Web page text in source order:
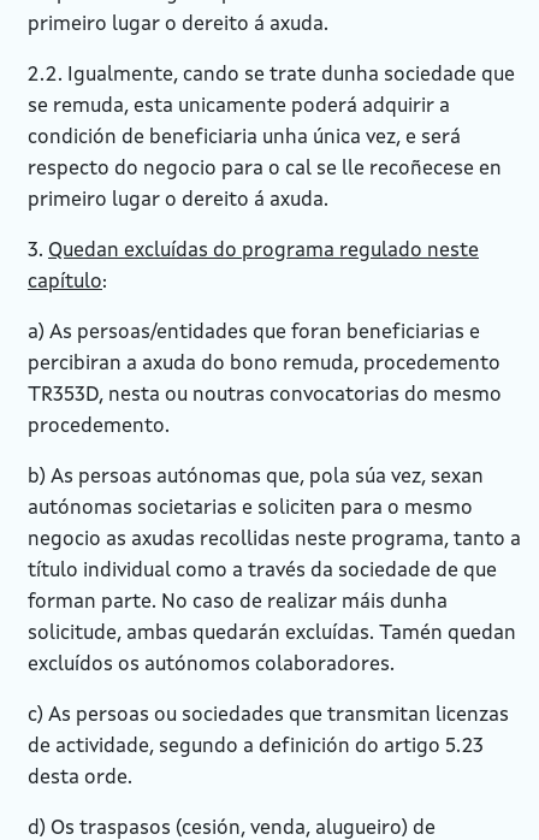
primeiro lugar o dereito á axuda.
2.2. Igualmente, cando se trate dunha sociedade que
se remuda, esta unicamente poderá adquirir a
condición de beneficiaria unha única vez, e será
respecto do negocio para o cal se lle recoñecese en
primeiro lugar o dereito á axuda.
3. Quedan excluídas do programa regulado neste
capítulo:
a) As persoas/entidades que foran beneficiarias e
percibiran a axuda do bono remuda, procedemento
TR353D, nesta ou noutras convocatorias do mesmo
procedemento.
b) As persoas autónomas que, pola súa vez, sexan
autónomas societarias e soliciten para o mesmo
negocio as axudas recollidas neste programa, tanto a
título individual como a través da sociedade de que
forman parte. No caso de realizar máis dunha
solicitude, ambas quedarán excluídas. Tamén quedan
excluídos os autónomos colaboradores.
c) As persoas ou sociedades que transmitan licenzas
de actividade, segundo a definición do artigo 5.23
desta orde.
d) Os traspasos (cesión, venda, alugueiro) de